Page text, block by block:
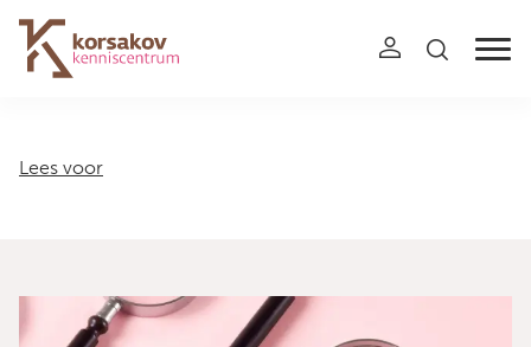
Navigation
Lees voor